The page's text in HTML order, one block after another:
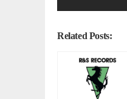
Related Posts: